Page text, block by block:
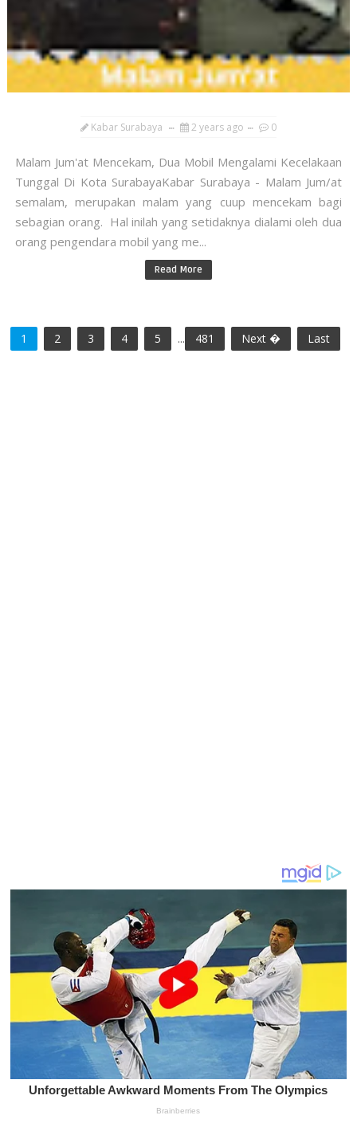
Kabar Surabaya 2 years ago 0
Malam Jum'at Mencekam, Dua Mobil Mengalami Kecelakaan
Tunggal Di Kota SurabayaKabar Surabaya - Malam Jum/at
semalam, merupakan malam yang cuup mencekam bagi
sebagian orang. Hal inilah yang setidaknya dialami oleh dua
orang pengendara mobil yang me...
Read More
1 2 3 4 5 ... 481 Next � Last